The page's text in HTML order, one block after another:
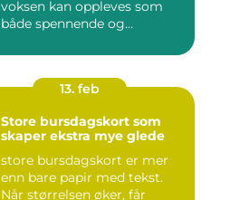
voksen kan oppleves som
både spennende og
13. feb
Store bursdagskort som
skaper ekstra mye glede
store bursdagskort er mer
enn bare papir med tekst.
Når størrelsen øker, får